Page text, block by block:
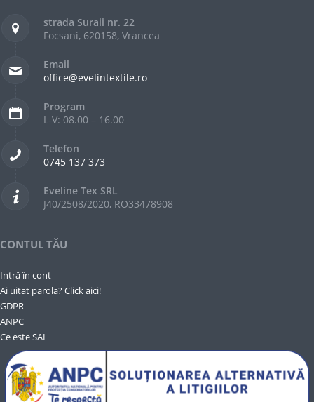
strada Suraii nr. 22
Focsani, 620158, Vrancea
Email
office@evelintextile.ro
Program
L-V: 08.00 – 16.00
Telefon
0745 137 373
Eveline Tex SRL
J40/2508/2020, RO33478908
CONTUL TĂU
Intră în cont
Ai uitat parola? Click aici!
GDPR
ANPC
Ce este SAL